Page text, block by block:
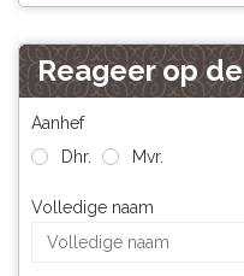
Reageer op
Aanhef
Dhr.
Mvr.
Volledige naam